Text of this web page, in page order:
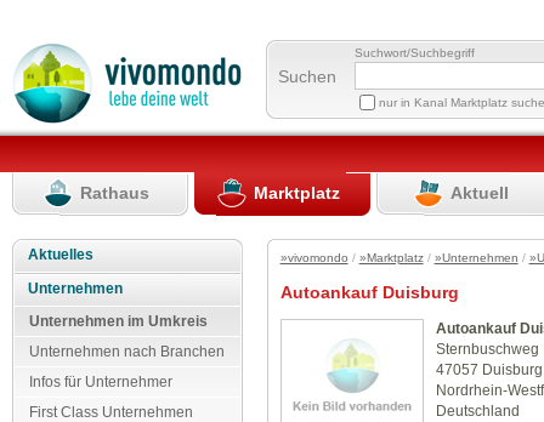
Suchen
Suchwort/Suchbegriff
nur in Kanal Marktplatz
Rathaus Marktplatz Aktuell
Aktuelles
Unternehmen
Unternehmen im Umkreis
Unternehmen nach Branchen
Infos für Unternehmer
First Class Unternehmen
»vivomondo / »Marktplatz/ »Unternehmen /
Autoankauf Duisburg
Autoankauf
Sternbuschweg
47057 Duisburg
Nordrhein-
Deutschland